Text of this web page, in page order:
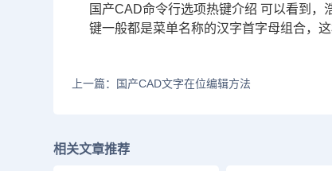
国产CAD命令行选项热键介绍 可以看到
键一般都是菜单名称的汉字首字母组合，
上一篇：国产CAD文字在位编辑方法
相关文章推荐